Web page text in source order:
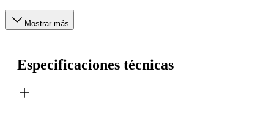
Mostrar más
Especificaciones técnicas